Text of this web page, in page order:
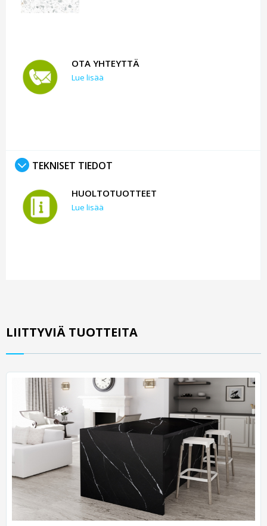
OTA YHTEYTTÄ
Lue lisää
TEKNISET TIEDOT
HUOLTOTUOTTEET
Lue lisää
LIITTYVIÄ TUOTTEITA